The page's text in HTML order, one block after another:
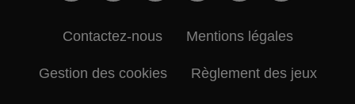
Contactez-nous Mentions légales
Gestion des cookies Règlement des jeux